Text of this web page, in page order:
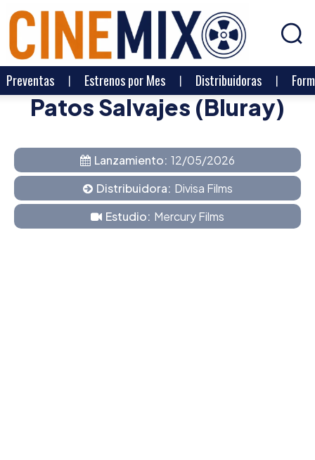
Preventas Estrenos por Mes Distribuidoras
Patos Salvajes (Bluray)
Lanzamiento: 12/05/2026
Distribuidora: Divisa Films
Estudio: Mercury Films